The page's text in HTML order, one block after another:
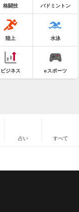
格闘技 バドミントン
陸上 水泳
ビジネス eスポーツ
占い すべて